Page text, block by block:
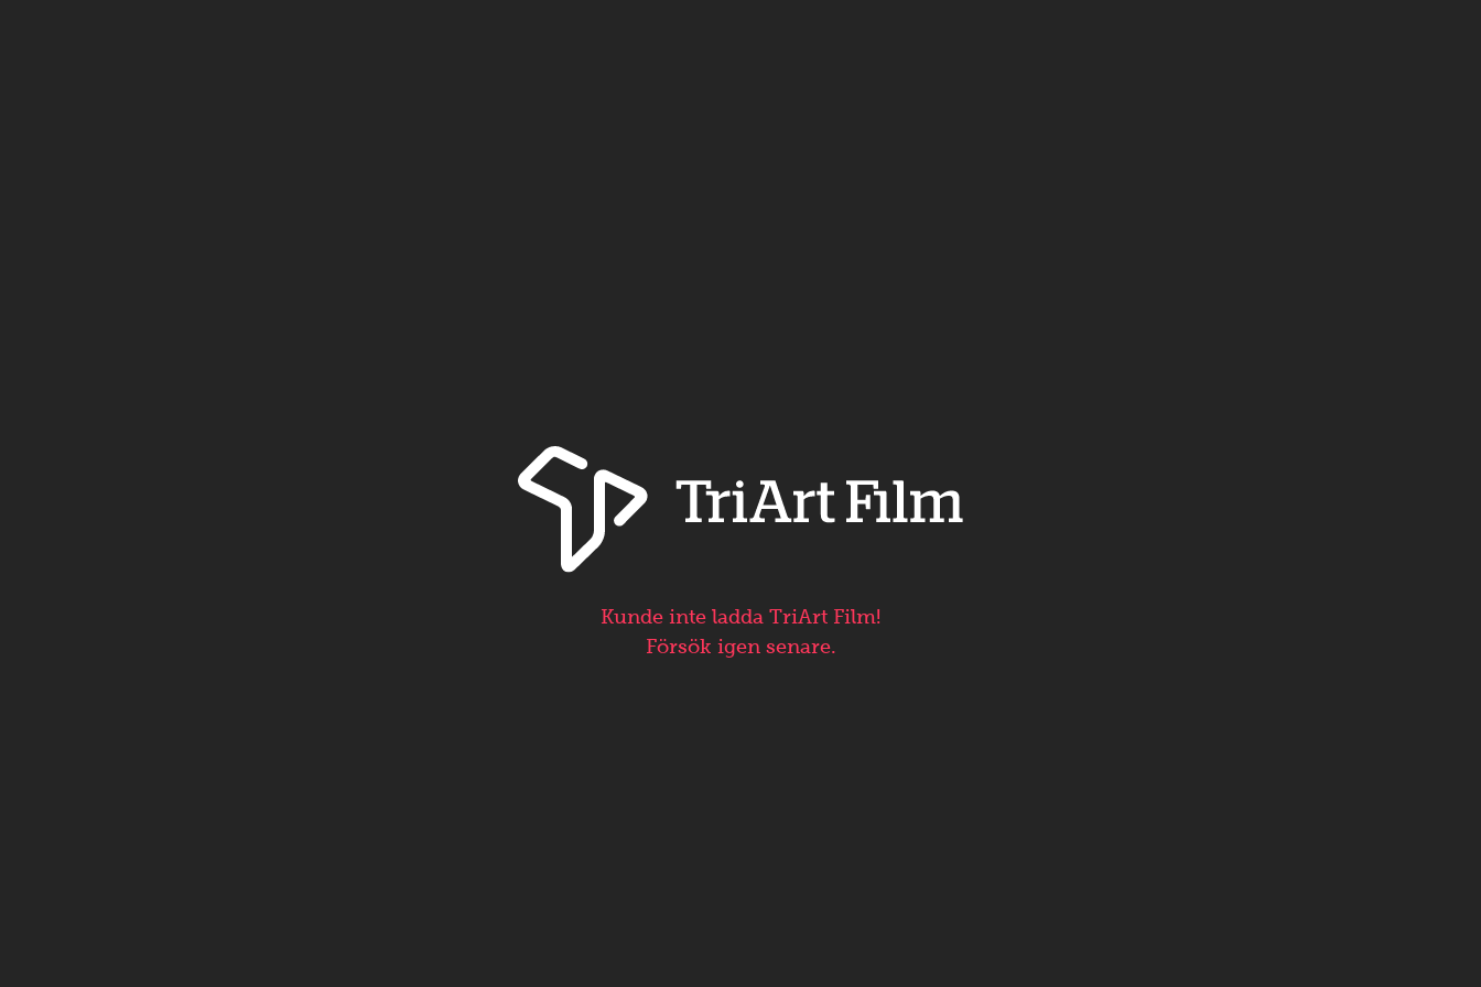
Kunde inte ladda TriArt Film!
Försök igen senare.